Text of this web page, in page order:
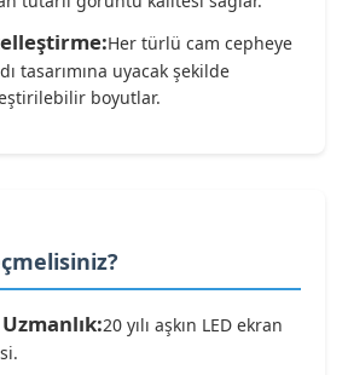
Her türlü cam cepheye
tasarımına uyacak şekilde
boyutlar.
20 yılı aşkın LED ekran